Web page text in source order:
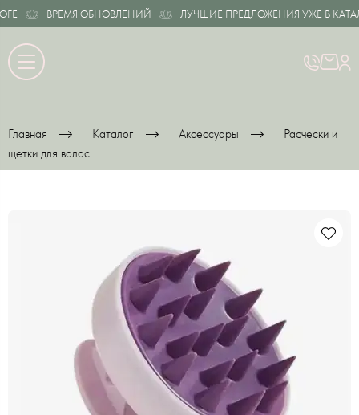
ВРЕМЯ ОБНОВЛЕНИЙ ЛУЧШИЕ ПРЕДЛОЖЕНИЯ УЖЕ В
Главная Каталог Аксессуары
Расчески и
щетки для волос